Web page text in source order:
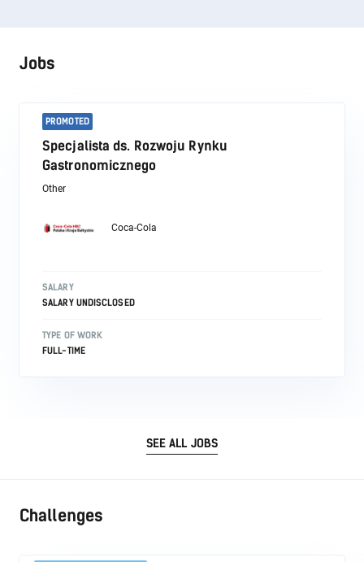
Jobs
PROMOTED
Specjalista ds. Rozwoju Rynku
Gastronomicznego
Other
Coca-Cola
SALARY
SALARY UNDISCLOSED
TYPE OF WORK
FULL-TIME
SEE ALL JOBS
Challenges